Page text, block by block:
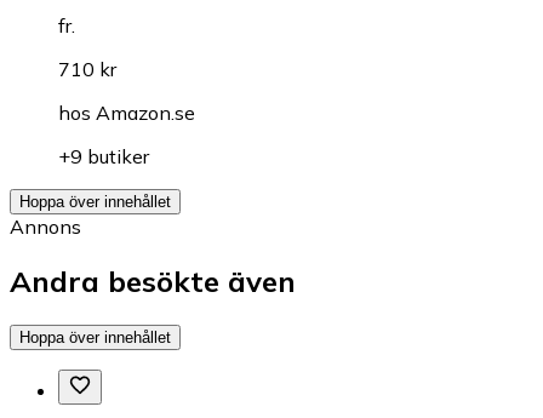
fr.
710 kr
hos Amazon.se
+9 butiker
Hoppa över innehållet
Annons
Andra besökte även
Hoppa över innehållet